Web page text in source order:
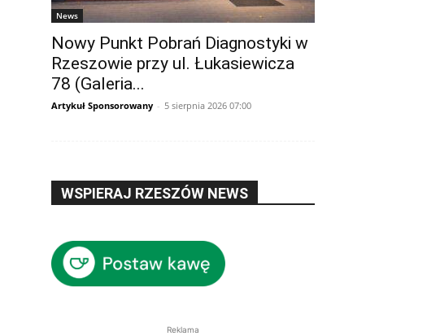
News
Nowy Punkt Pobrań Diagnostyki w
Rzeszowie przy ul. Łukasiewicza
78 (Galeria...
Artykuł Sponsorowany - 5 sierpnia 2026 07:00
WSPIERAJ RZESZÓW NEWS
Reklama